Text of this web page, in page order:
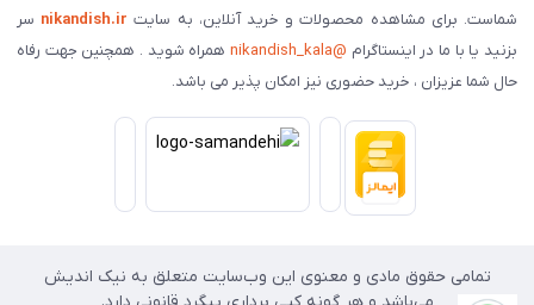
شماست. برای مشاهده محصولات و خرید آنلاین، به سایت nikandish.ir سر
بزنید یا با ما در اینستاگرام @nikandish_kala
همراه شوید . همچنین جهت رفاه
حال شما عزیزان ، خرید حضوری نیز امکان پذیر می باشد.
تمامی حقوق مادی و معنوی این وب‌سایت متعلق به نیک اندیش